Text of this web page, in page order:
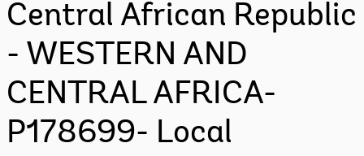
Central African Republic
- WESTERN AND
CENTRAL AFRICA-
P178699- Local